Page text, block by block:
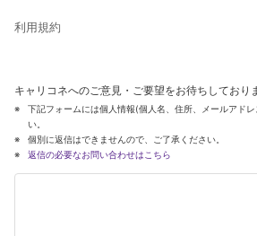
利用規約
キャリコネへのご意見・ご要望をお待ちしており
下記フォームには個人情報(個人名、住所、メールアド
い。
個別に返信はできませんので、ご了承ください。
返信の必要なお問い合わせはこちら